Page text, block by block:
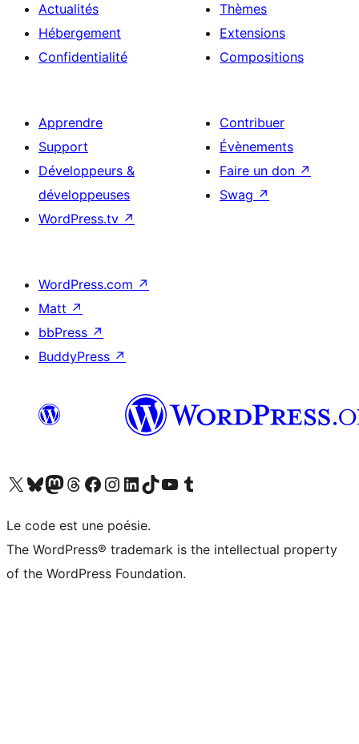
Actualités
Hébergement
Confidentialité
Thèmes
Extensions
Compositions
Apprendre
Support
Développeurs &
développeuses
WordPress.tv ↗
Contribuer
Évènements
Faire un don ↗
Swag ↗
WordPress.com ↗
Matt ↗
bbPress ↗
BuddyPress ↗
Visitez notre compte X (précédemment Twitter)
Visiter notre compte Bluesky
Visiter notre compte Mastodon
Visiter notre compte Threads
Consulter notre compte Facebook
Consulter notre compte Instagram
Consulter notre compte LinkedIn
Visiter notre compte TokTok
Visiter notre chaîne YouTube
Visiter notre compte Tumblr
Le code est une poésie.
The WordPress® trademark is the intellectual property
of the WordPress Foundation.